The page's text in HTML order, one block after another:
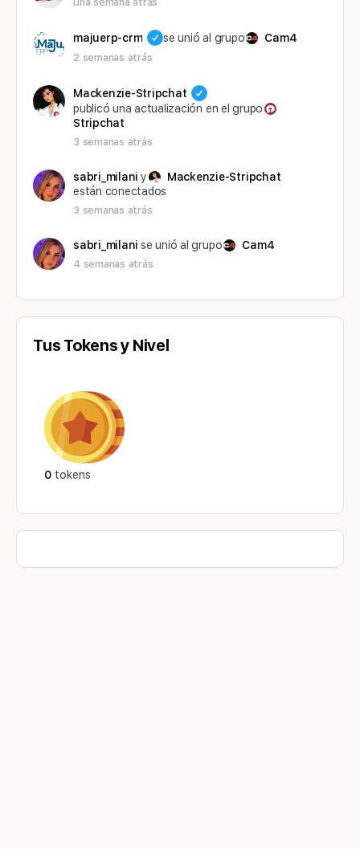
majuerp-crm se unió al grupo Cam4
2 semanas atrás
Mackenzie-Stripchat
publicó una actualización en el grupo
Stripchat
3 semanas atrás
sabri_milani y
Mackenzie-Stripchat
están conectados
3 semanas atrás
sabri_milani se unió al grupo Cam4
4 semanas atrás
Tus Tokens y Nivel
0 tokens